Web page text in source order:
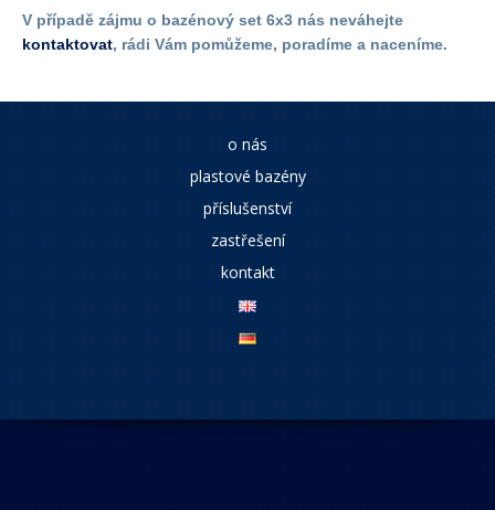
V případě zájmu o bazénový set 6x3 nás neváhejte
kontaktovat, rádi Vám pomůžeme, poradíme a naceníme.
o nás
plastové bazény
příslušenství
zastřešení
kontakt